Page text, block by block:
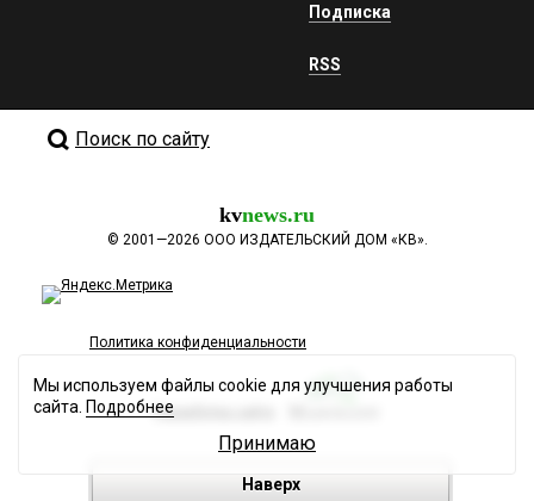
Подписка
RSS
Поиск по сайту
kvnews.ru
© 2001—2026 ООО ИЗДАТЕЛЬСКИЙ ДОМ «КВ».
Политика конфиденциальности
Разработка сайта
Наверх
Мы используем файлы cookie для улучшения работы
сайта. Подробнее
Принимаю